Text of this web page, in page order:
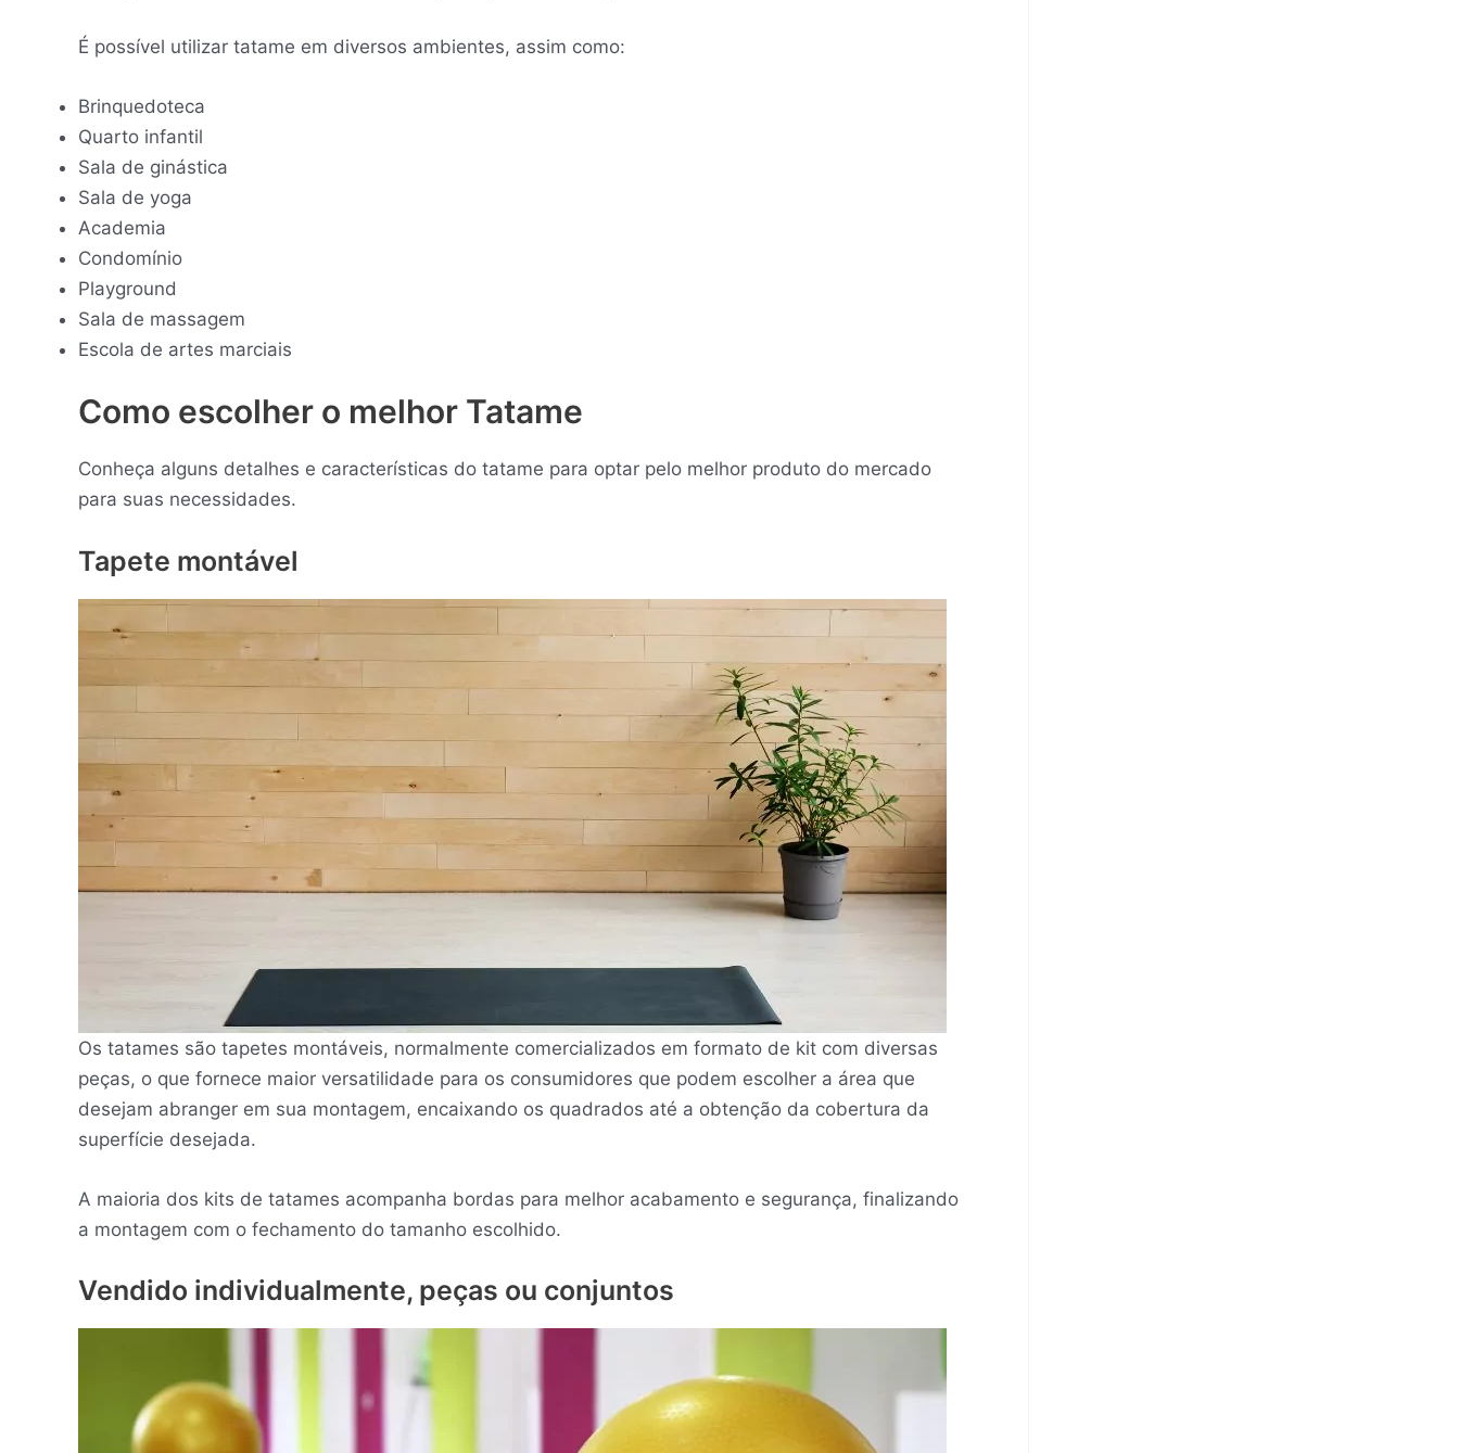
É possível utilizar tatame em diversos ambientes, assim como:
Brinquedoteca
Quarto infantil
Sala de ginástica
Sala de yoga
Academia
Condomínio
Playground
Sala de massagem
Escola de artes marciais
Como escolher o melhor Tatame
Conheça alguns detalhes e características do tatame para optar pelo melhor produto do mercado
para suas necessidades.
Tapete montável
Os tatames são tapetes montáveis, normalmente comercializados em formato de kit com diversas
peças, o que fornece maior versatilidade para os consumidores que podem escolher a área que
desejam abranger em sua montagem, encaixando os quadrados até a obtenção da cobertura da
superfície desejada.
A maioria dos kits de tatames acompanha bordas para melhor acabamento e segurança, finalizando
a montagem com o fechamento do tamanho escolhido.
Vendido individualmente, peças ou conjuntos